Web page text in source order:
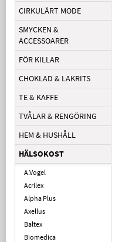
CIRKULÄRT MODE
SMYCKEN &
ACCESSOARER
FÖR KILLAR
CHOKLAD & LAKRITS
TE & KAFFE
TVÅLAR & RENGÖRING
HEM & HUSHÅLL
HÄLSOKOST
A.Vogel
Acrilex
Alpha Plus
Axellus
Baltex
Biomedica